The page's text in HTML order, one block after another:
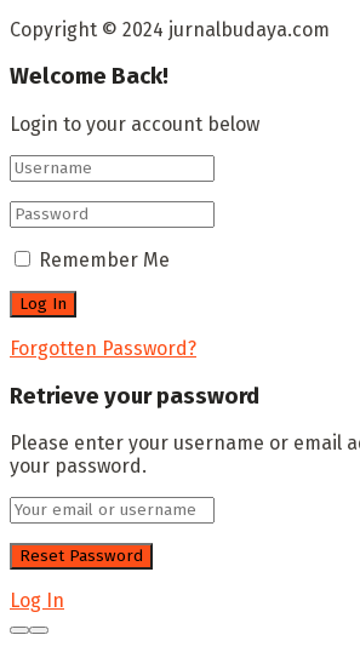
Copyright © 2024 jurnalbudaya.com
Welcome Back!
Login to your account below
Remember Me
Forgotten Password?
Retrieve your password
Please enter your username or email
your password.
Log In